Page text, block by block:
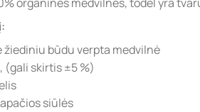
organinės medvilnės, todėl yra
žiediniu būdu verpta medvilnė
(gali skirtis ±5 %)
siūlės